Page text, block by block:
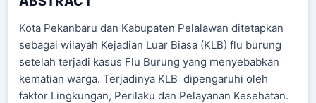
Kota Pekanbaru dan Kabupaten Pelalawan ditetapkan
sebagai wilayah Kejadian Luar Biasa (KLB) flu burung
setelah terjadi kasus Flu Burung yang menyebabkan
kematian warga. Terjadinya KLB dipengaruhi oleh
faktor Lingkungan, Perilaku dan Pelayanan Kesehatan.